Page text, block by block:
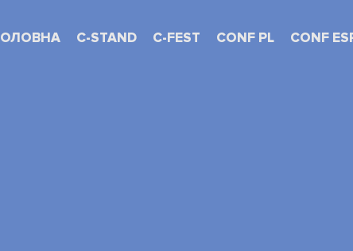
C-STAND C-FEST CONF PL CONF